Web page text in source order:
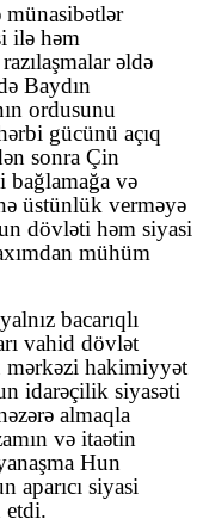
ilə həm
əldə
Baydın
ordusunu
gücünü açıq
sonra Çin
bağlamağa və
üstünlük verməyə
dövləti həm siyasi
mühüm
bacarıqlı
vahid dövlət
mərkəzi hakimiyyət
idarəçilik siyasəti
almaqla
və itaətin
Hun
aparıcı siyasi